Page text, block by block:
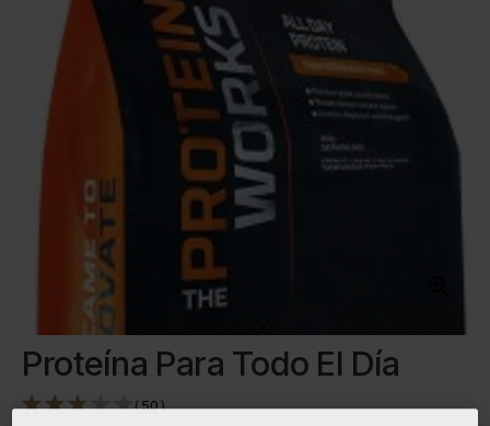
Proteína Para Todo El Día
(50)